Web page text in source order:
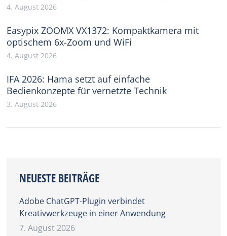
4. August 2026
Easypix ZOOMX VX1372: Kompaktkamera mit
optischem 6x-Zoom und WiFi
4. August 2026
IFA 2026: Hama setzt auf einfache
Bedienkonzepte für vernetzte Technik
3. August 2026
NEUESTE BEITRÄGE
Adobe ChatGPT-Plugin verbindet
Kreativwerkzeuge in einer Anwendung
7. August 2026